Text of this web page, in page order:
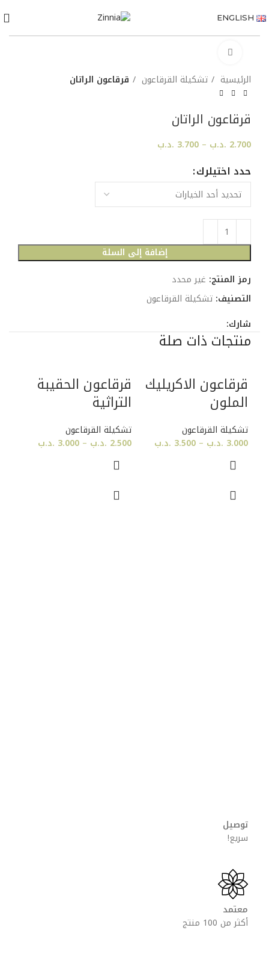
ENGLISH
الرئيسية تشكيلة القرقاعون قرقاعون الراتان
قرقاعون الراتان
2.700 .د.ب –
3.700 .د.ب
حدد اختيلرك
إضافة إلى السلة
رمز المنتج: غير محدد
التصنيف: تشكيلة القرقاعون
شارك:
منتجات ذات صلة
قرقاعون الاكريليك
الملون
تشكيلة القرقاعون
3.000 .د.ب –
3.500 .د.ب
قرقاعون الحقيبة
التراثية
تشكيلة القرقاعون
2.500 .د.ب –
3.000 .د.ب
توصيل
سريع!
معتمد
أكثر من 100 منتج